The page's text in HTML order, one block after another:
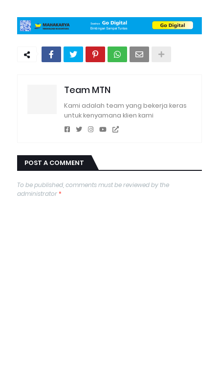
Team MTN
Kami adalah team yang bekerja keras
untuk kenyamana klien kami
POST A COMMENT
To be published, comments must be reviewed by the
administrator*